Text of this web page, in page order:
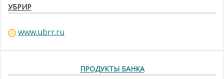
УБРИР
www.ubrr.ru
ПРОДУКТЫ БАНКА